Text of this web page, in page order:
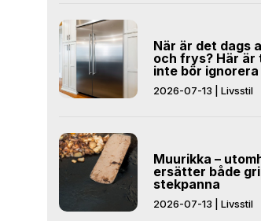
När är det dags
och frys? Här är
inte bör ignorera
2026-07-13 Livsstil
Muurikka –
ersätter både
stekpanna
2026-07-13 Livsstil